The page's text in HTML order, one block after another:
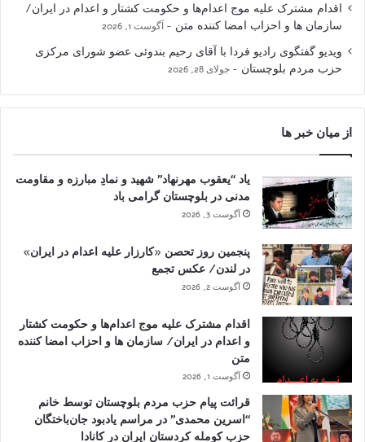
اقدام مشترک علیه موج اعدام‌ها و حکومت کشتار و اعدام در ایران/
سازمان ها و احزاب امضا کننده متن
آگوست 1, 2026
ویدیو گفتگوی رادیو فردا با آقای رحیم بندوئی عضو شورای مرکزی
حزب مردم بلوچستان
جولای 28, 2026
از میان خبر ها
یاد “یعقوب مهرنهاد” شهید و نمادِ مبارزه و مقاومت
مدنی در بلوچستان گرامی باد
آگوست 3, 2026
پنجمین روز تحصن «کارزار علیه اعدام در ایران»
در لندن/ عکس تجمع
آگوست 2, 2026
اقدام مشترک علیه موج اعدام‌ها و حکومت کشتار
و اعدام در ایران/ سازمان ها و احزاب امضا کننده
متن
آگوست 1, 2026
قرائت پیام حزب مردم بلوچستان توسط خانم
“اسرین محمدی” در مراسم یادبود جان‌باختگان
حزب کومله کردستان ایران در کانادا